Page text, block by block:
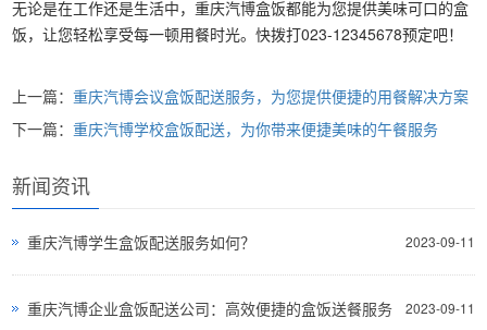
无论是在工作还是生活中，重庆汽博盒饭都能为您提供美味可口的盒
饭，让您轻松享受每一顿用餐时光。快拨打023-12345678预定吧！
上一篇：重庆汽博会议盒饭配送服务，为您提供便捷的用餐解决方案
下一篇：重庆汽博学校盒饭配送，为你带来便捷美味的午餐服务
新闻资讯
2023-09-11
重庆汽博学生盒饭配送服务如何？
2023-09-11
重庆汽博企业盒饭配送公司：高效便捷的盒饭送餐服务